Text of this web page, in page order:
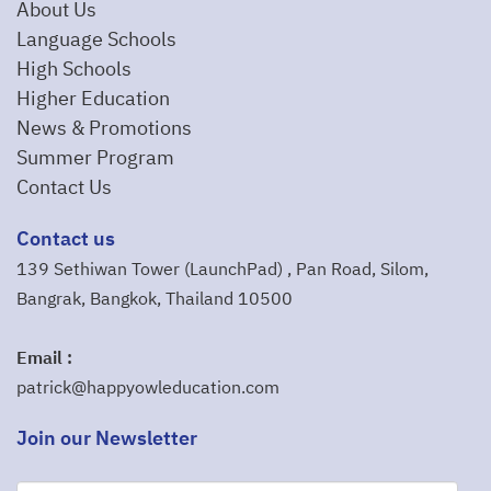
About Us
Language Schools
High Schools
Higher Education
News & Promotions
Summer Program
Contact Us
Contact us
139 Sethiwan Tower (LaunchPad) , Pan Road, Silom,
Bangrak, Bangkok, Thailand 10500
Email :
patrick@happyowleducation.com
Join our Newsletter